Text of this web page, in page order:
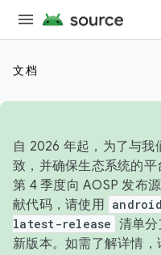
文档
自 2026 年起，为了与我
致，并确保生态系统的
第 4 季度向 AOSP 发布
献代码，请使用
latest-release 清单
新版本。如需了解详情，